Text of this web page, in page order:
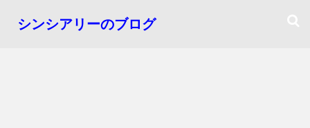
シンシアリーのブログ